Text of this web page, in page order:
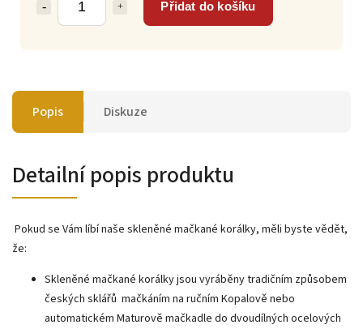
Přidat do košíku
Popis Diskuze
Detailní popis produktu
Pokud se Vám líbí naše skleněné mačkané korálky, měli byste vědět,
že:
Skleněné mačkané korálky jsou vyráběny tradičním způsobem
českých sklářů mačkáním na ručním Kopalově nebo
automatickém Maturově mačkadle do dvoudílných ocelových